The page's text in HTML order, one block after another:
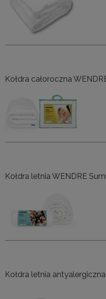
Kołdra całoroczna
Kołdra letnia WENDRE
Kołdra letnia